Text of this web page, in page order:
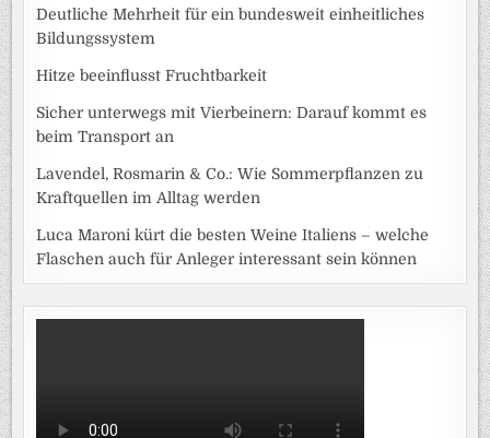
Deutliche Mehrheit für ein bundesweit einheitliches
Bildungssystem
Hitze beeinflusst Fruchtbarkeit
Sicher unterwegs mit Vierbeinern: Darauf kommt es
beim Transport an
Lavendel, Rosmarin & Co.: Wie Sommerpflanzen zu
Kraftquellen im Alltag werden
Luca Maroni kürt die besten Weine Italiens – welche
Flaschen auch für Anleger interessant sein können